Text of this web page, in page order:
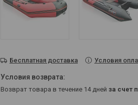
Бесплатная доставка Условия
возврат товара в течение 14 дней за счет